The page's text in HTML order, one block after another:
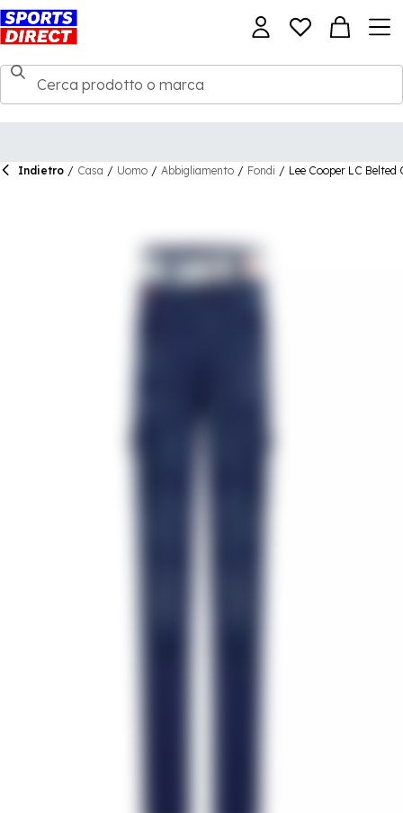
Indietro / Casa / Uomo / Abbigliamento / Fondi / Lee Cooper LC Belted